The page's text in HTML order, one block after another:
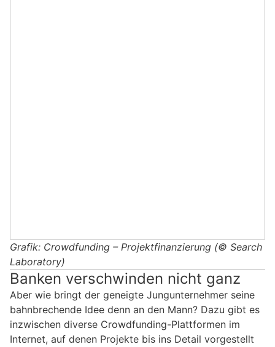
Grafik: Crowdfunding – Projektfinanzierung (© Search
Laboratory)
Banken verschwinden nicht ganz
Aber wie bringt der geneigte Jungunternehmer seine
bahnbrechende Idee denn an den Mann? Dazu gibt es
inzwischen diverse Crowdfunding-Plattformen im
Internet, auf denen Projekte bis ins Detail vorgestellt